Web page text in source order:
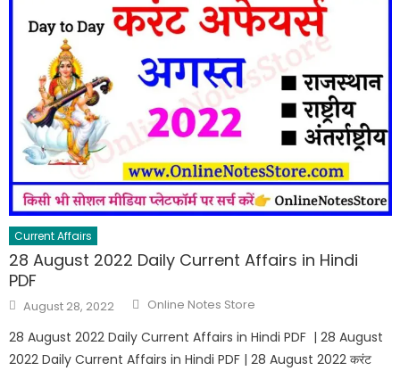
Current Affairs
28 August 2022 Daily Current Affairs in Hindi
PDF
August 28, 2022 Online Notes Store
28 August 2022 Daily Current Affairs in Hindi PDF | 28 August
2022 Daily Current Affairs in Hindi PDF | 28 August 2022 करंट